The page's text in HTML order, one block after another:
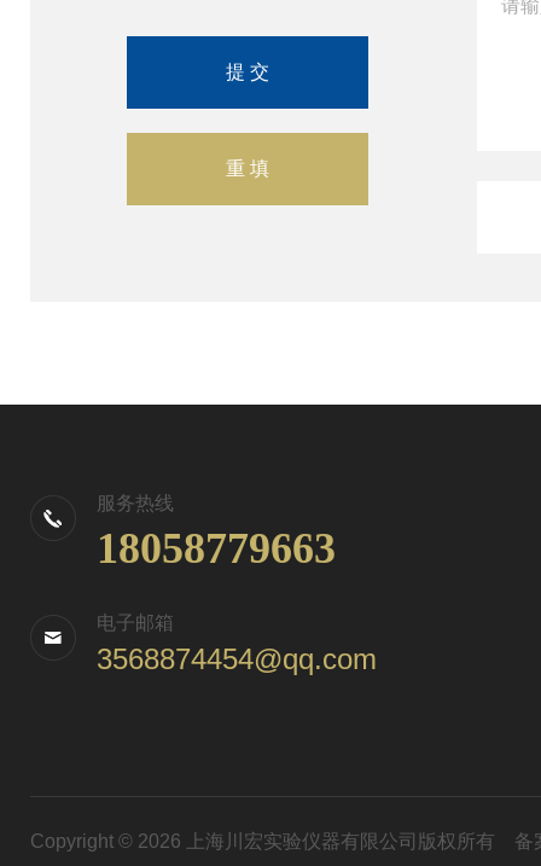
服务热线
18058779663
电子邮箱
3568874454@qq.com
Copyright © 2026 上海川宏实验仪器有限公司版权所有 备